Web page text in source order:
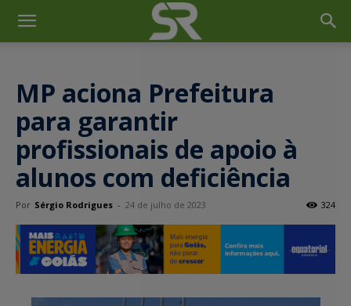
MP aciona Prefeitura
para garantir
profissionais de apoio à
alunos com deficiência
Por Sérgio Rodrigues - 24 de julho de 2023 324